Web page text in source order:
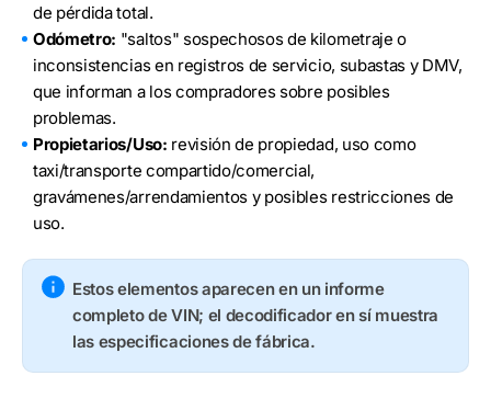
de pérdida total.
Odómetro: "saltos" sospechosos de kilometraje o
inconsistencias en registros de servicio, subastas y DMV,
que informan a los compradores sobre posibles
problemas.
Propietarios/Uso: revisión de propiedad, uso como
taxi/transporte compartido/comercial,
gravámenes/arrendamientos y posibles restricciones de
uso.
Estos elementos aparecen en un informe
completo de VIN; el decodificador en sí muestra
las especificaciones de fábrica.